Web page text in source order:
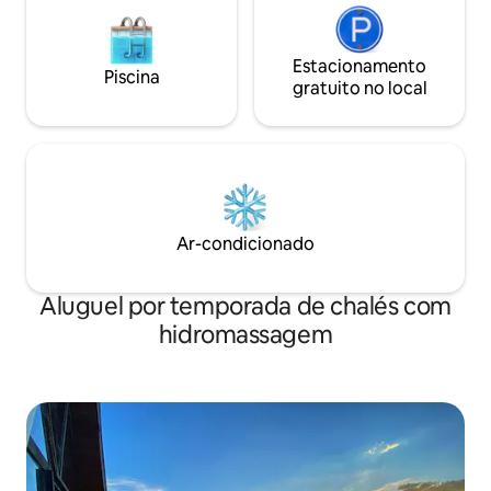
Piscina
Estacionamento
gratuito no local
Ar-condicionado
Aluguel por temporada de chalés com
hidromassagem